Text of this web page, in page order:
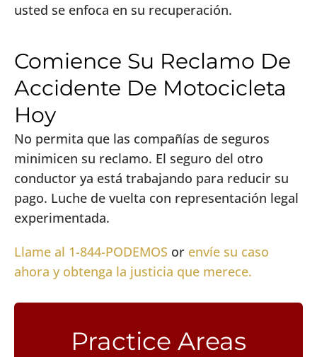
usted se enfoca en su recuperación.
Comience Su Reclamo De
Accidente De Motocicleta
Hoy
No permita que las compañías de seguros
minimicen su reclamo. El seguro del otro
conductor ya está trabajando para reducir su
pago. Luche de vuelta con representación legal
experimentada.
Llame al 1-844-PODEMOS or envíe su caso
ahora y obtenga la justicia que merece.
Practice Areas